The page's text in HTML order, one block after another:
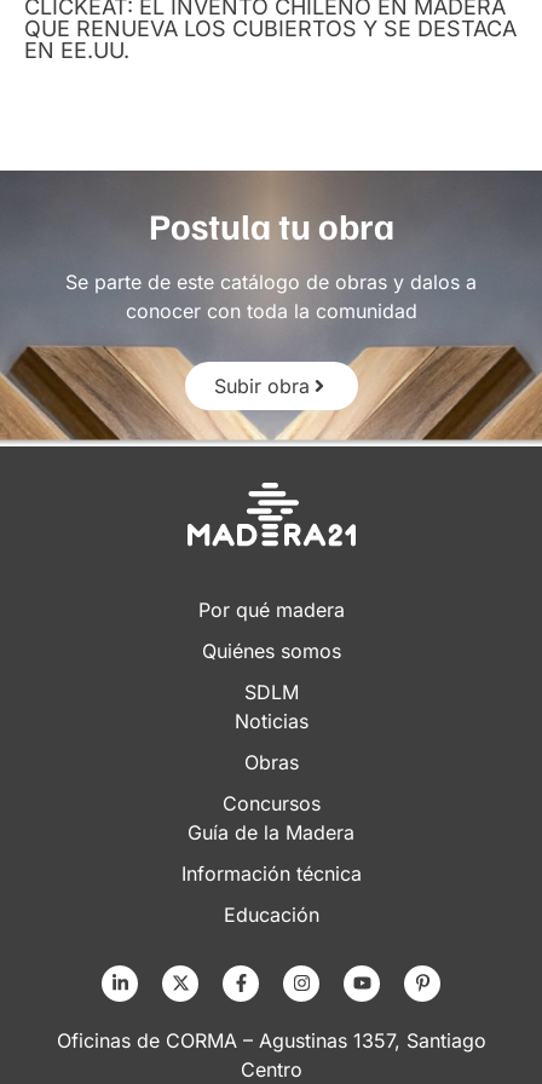
CLICKEAT: EL INVENTO CHILENO EN MADERA
QUE RENUEVA LOS CUBIERTOS Y SE DESTACA
EN EE.UU.
Postula tu obra
Se parte de este catálogo de obras y dalos a
conocer con toda la comunidad
Subir obra
Por qué madera
Quiénes somos
SDLM
Noticias
Obras
Concursos
Guía de la Madera
Información técnica
Educación
Oficinas de CORMA – Agustinas 1357, Santiago
Centro